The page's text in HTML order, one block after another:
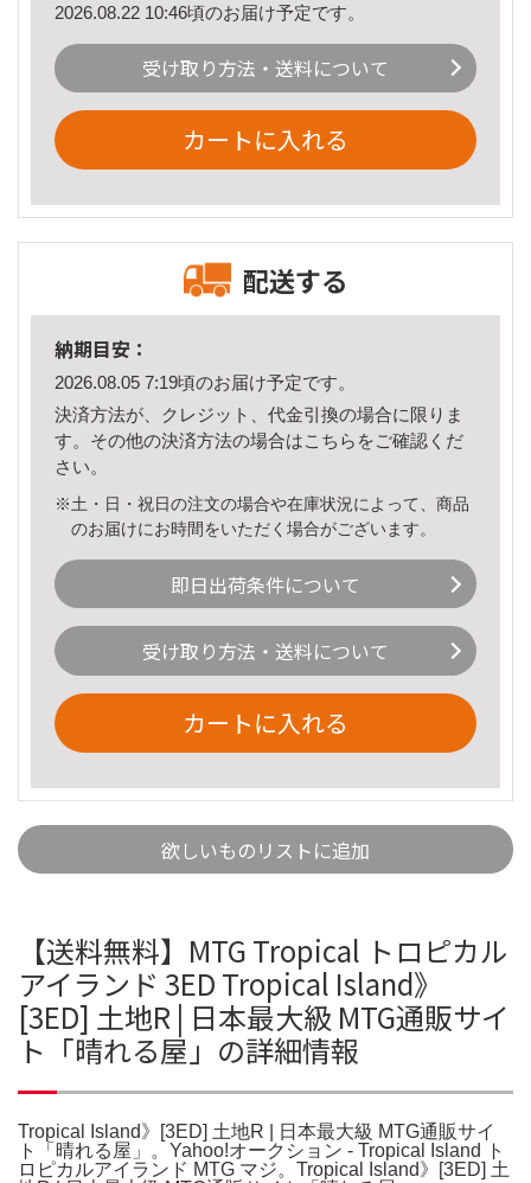
2026.08.22 10:46頃のお届け予定です。
受け取り方法・送料について
カートに入れる
配送する
納期目安：
2026.08.05 7:19頃のお届け予定です。
決済方法が、クレジット、代金引換の場合に限りま
す。その他の決済方法の場合はこちら をご確認くだ
さい。
※土・日・祝日の注文の場合や在庫状況によって、商品
のお届けにお時間をいただく場合がございます。
即日出荷条件について
受け取り方法・送料について
カートに入れる
欲しいものリストに追加
【送料無料】MTG Tropical トロピカル
アイランド 3ED Tropical Island》
[3ED] 土地R | 日本最大級 MTG通販サイ
ト「晴れる屋」の詳細情報
Tropical Island》[3ED] 土地R | 日本最大級 MTG通販サイ
ト「晴れる屋」。Yahoo!オークション - Tropical Island ト
ロピカルアイランド MTG マジ。Tropical Island》[3ED] 土